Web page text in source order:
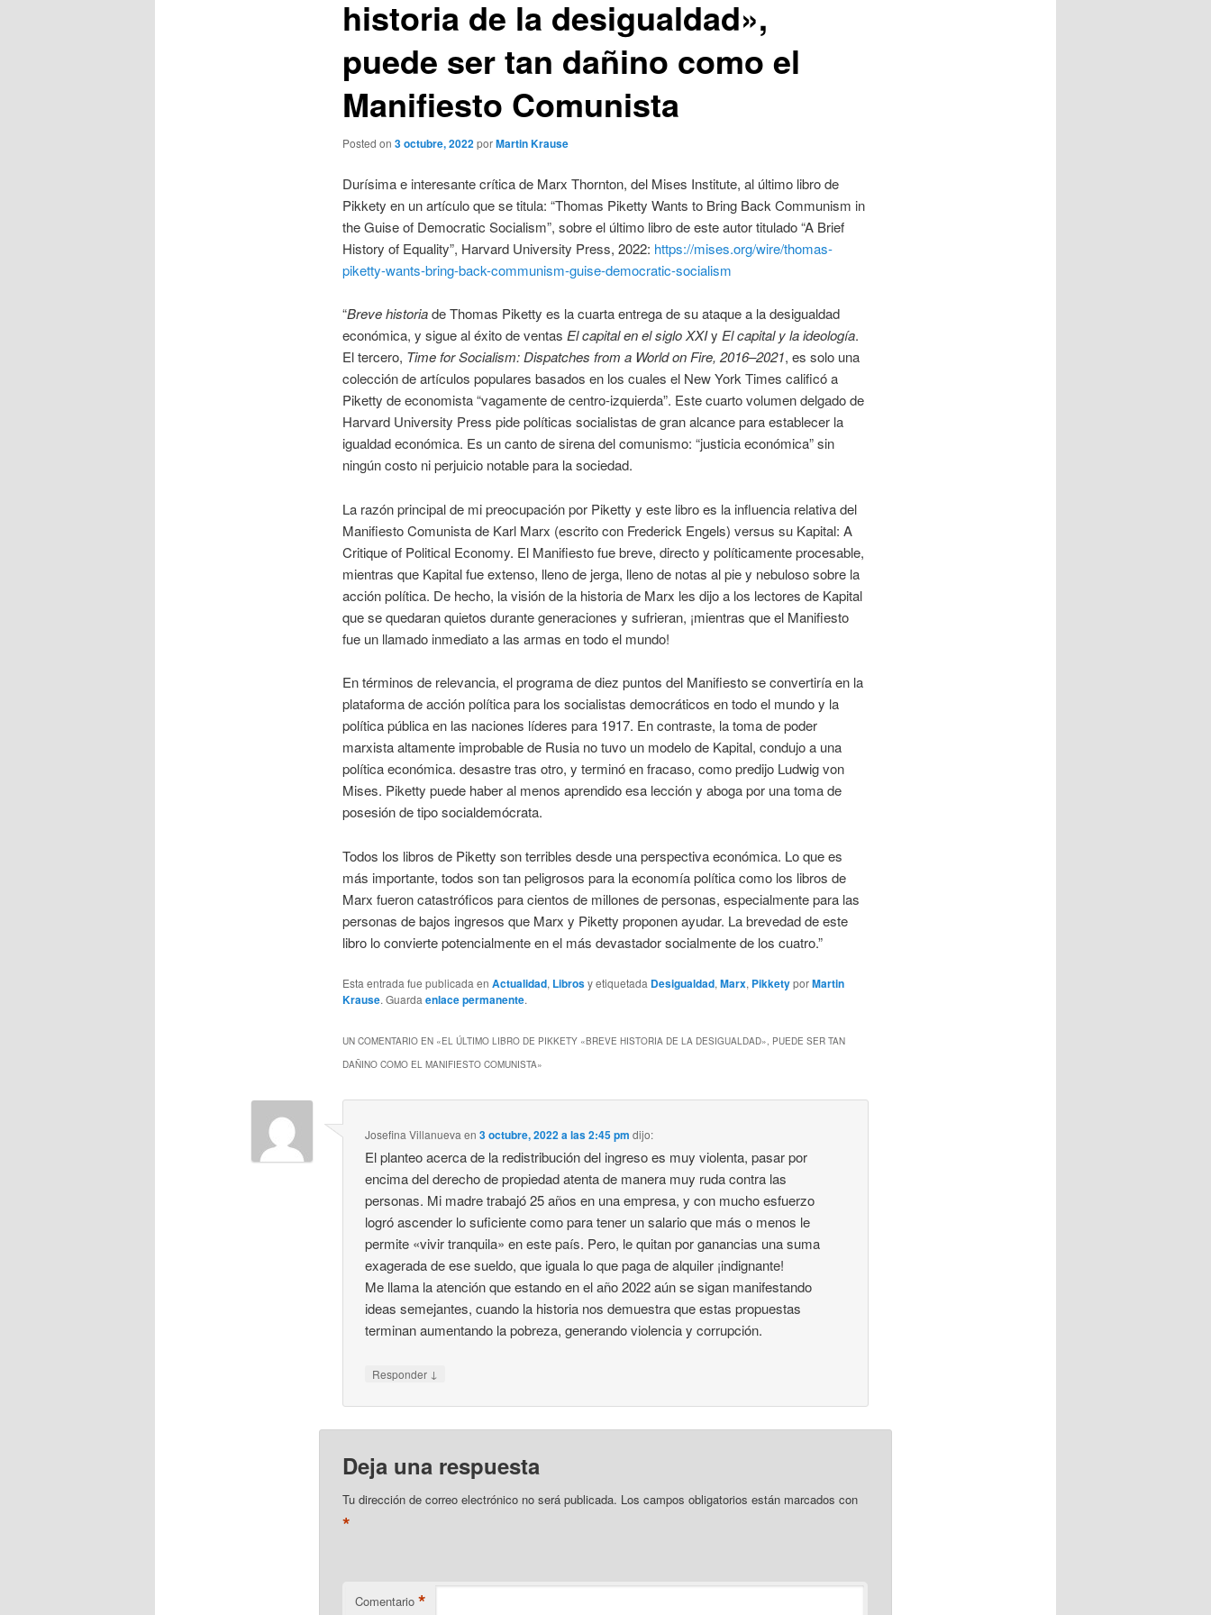
historia de la desigualdad»,
puede ser tan dañino como el
Manifiesto Comunista
Posted on 3 octubre, 2022porMartin Krause
Durísima e interesante crítica de Marx Thornton, del Mises Institute, al último libro de
Pikkety en un artículo que se titula: “Thomas Piketty Wants to Bring Back Communism in
the Guise of Democratic Socialism”, sobre el último libro de este autor titulado “A Brief
History of Equality”, Harvard University Press, 2022: https://mises.org/wire/thomas-
piketty-wants-bring-back-communism-guise-democratic-socialism
“Breve historiade Thomas Piketty es la cuarta entrega de su ataque a la desigualdad
económica, y sigue al éxito de ventas El capital en el siglo XXIy El capital y la ideología.
El tercero, Time for Socialism: Dispatches from a World on Fire, 2016–2021, es solo una
colección de artículos populares basados ​​en los cuales el New York Times calificó a
Piketty de economista “vagamente de centro-izquierda”. Este cuarto volumen delgado de
Harvard University Press pide políticas socialistas de gran alcance para establecer la
igualdad económica. Es un canto de sirena del comunismo: “justicia económica” sin
ningún costo ni perjuicio notable para la sociedad.
La razón principal de mi preocupación por Piketty y este libro es la influencia relativa del
Manifiesto Comunista de Karl Marx (escrito con Frederick Engels) versus su Kapital: A
Critique of Political Economy. El Manifiesto fue breve, directo y políticamente procesable,
mientras que Kapital fue extenso, lleno de jerga, lleno de notas al pie y nebuloso sobre la
acción política. De hecho, la visión de la historia de Marx les dijo a los lectores de Kapital
que se quedaran quietos durante generaciones y sufrieran, ¡mientras que el Manifiesto
fue un llamado inmediato a las armas en todo el mundo!
En términos de relevancia, el programa de diez puntos del Manifiesto se convertiría en la
plataforma de acción política para los socialistas democráticos en todo el mundo y la
política pública en las naciones líderes para 1917. En contraste, la toma de poder
marxista altamente improbable de Rusia no tuvo un modelo de Kapital, condujo a una
política económica. desastre tras otro, y terminó en fracaso, como predijo Ludwig von
Mises. Piketty puede haber al menos aprendido esa lección y aboga por una toma de
posesión de tipo socialdemócrata.
Todos los libros de Piketty son terribles desde una perspectiva económica. Lo que es
más importante, todos son tan peligrosos para la economía política como los libros de
Marx fueron catastróficos para cientos de millones de personas, especialmente para las
personas de bajos ingresos que Marx y Piketty proponen ayudar. La brevedad de este
libro lo convierte potencialmente en el más devastador socialmente de los cuatro.”
Esta entrada fue publicada en Actualidad, Librosy etiquetada Desigualdad, Marx, PikketyporMartin
Krause. Guarda enlace permanente.
UN COMENTARIO EN «EL ÚLTIMO LIBRO DE PIKKETY «BREVE HISTORIA DE LA DESIGUALDAD», PUEDE SER TAN
DAÑINO COMO EL MANIFIESTO COMUNISTA»
Josefina Villanueva en3 octubre, 2022 a las 2:45 pm dijo:
El planteo acerca de la redistribución del ingreso es muy violenta, pasar por
encima del derecho de propiedad atenta de manera muy ruda contra las
personas. Mi madre trabajó 25 años en una empresa, y con mucho esfuerzo
logró ascender lo suficiente como para tener un salario que más o menos le
permite «vivir tranquila» en este país. Pero, le quitan por ganancias una suma
exagerada de ese sueldo, que iguala lo que paga de alquiler ¡indignante!
Me llama la atención que estando en el año 2022 aún se sigan manifestando
ideas semejantes, cuando la historia nos demuestra que estas propuestas
terminan aumentando la pobreza, generando violencia y corrupción.
Responder ↓
Deja una respuesta
Tu dirección de correo electrónico no será publicada. Los campos obligatorios están marcados con
*
Comentario *